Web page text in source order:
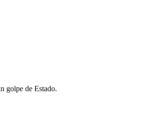
golpe de Estado.